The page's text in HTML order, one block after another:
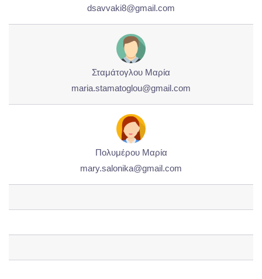
dsavvaki8@gmail.com
Σταμάτογλου Μαρία
maria.stamatoglou@gmail.com
Πολυμέρου Μαρία
mary.salonika@gmail.com